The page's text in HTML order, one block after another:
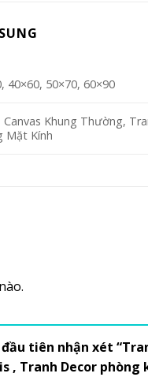
40×60, 50×70, 60×90
Canvas Khung Thường,
Mặt Kính
tiên nhận xét
, Tranh Decor phòng